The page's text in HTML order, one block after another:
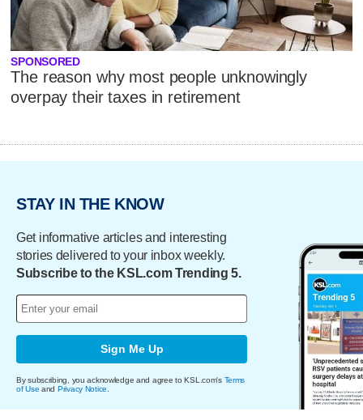
SPONSORED
The reason why most people unknowingly
overpay their taxes in retirement
STAY IN THE KNOW
Get informative articles and interesting
stories delivered to your inbox weekly.
Subscribe to the KSL.com Trending 5.
Sign Me Up
By subscribing, you acknowledge and agree to KSL.com's Terms
of Use and Privacy Notice